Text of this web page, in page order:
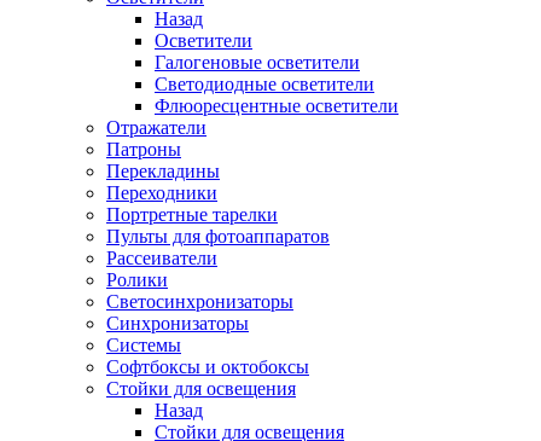
Назад
Осветители
Галогеновые осветители
Светодиодные осветители
Флюоресцентные осветители
Отражатели
Патроны
Перекладины
Переходники
Портретные тарелки
Пульты для фотоаппаратов
Рассеиватели
Ролики
Светосинхронизаторы
Синхронизаторы
Системы
Софтбоксы и октобоксы
Стойки для освещения
Назад
Стойки для освещения